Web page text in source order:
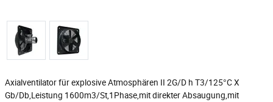
Axialventilator für explosive Atmosphären II 2G/D h T3/125°C X
Gb/Db,Leistung 1600m3/St,1Phase,mit direkter Absaugung,mit